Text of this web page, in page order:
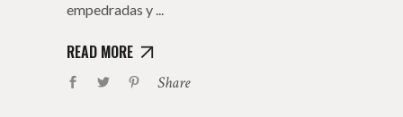
empedradas y
READ MORE
Share